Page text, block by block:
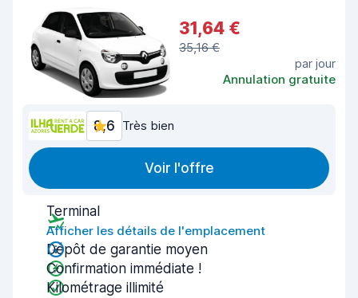
31,64 €
35,16 €
par jour
Annulation gratuite
8,6 Très bien
Voir l'offre
Terminal
Afficher les détails de l'emplacement
Dépôt de garantie moyen
Confirmation immédiate !
Kilométrage illimité